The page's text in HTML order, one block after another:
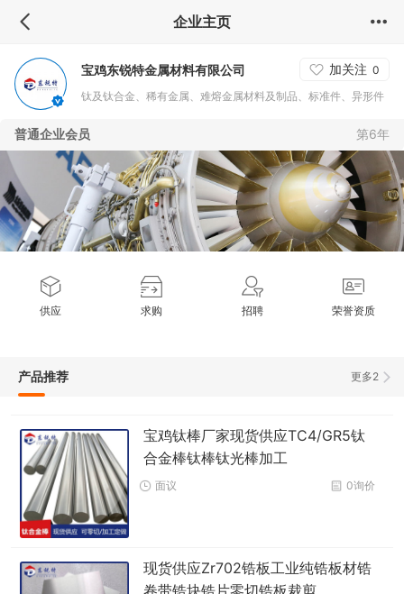
企业主页
宝鸡东锐特金属材料有限公司 加关注 0
钛及钛合金、稀有金属、难熔金属材料及制品、标准件、异形件
普通企业会员 第6年
供应 求购 招聘 荣誉资质
更多2
产品推荐
宝鸡钛棒厂家现货供应TC4/GR5钛
合金棒钛棒钛光棒加工
0询价
面议
现货供应Zr702锆板工业纯锆板材锆
卷带锆块锆片零切锆板裁剪